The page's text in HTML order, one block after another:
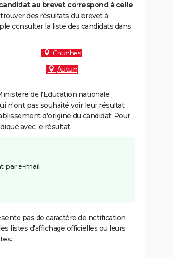
au brevet correspond à celle
des résultats du brevet à
consulter la liste des candidats dans
Couches
Autun
de l'Education nationale
n'ont pas souhaité voir leur résultat
d'origine du candidat. Pour
avec le résultat.
par e-mail.
pas de caractère de notification
listes d'affichage officielles ou leurs